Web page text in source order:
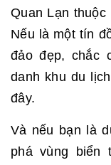
Quan Lạn
Nếu là một tín
đảo đẹp, chắc
danh khu du
đây.
Và nếu bạn là
phá vùng biển